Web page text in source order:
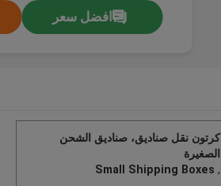
افضل سعر
كرتون نقل صناديق، صناديق الشحن
الصغيرة
,
Small Shipping Boxes